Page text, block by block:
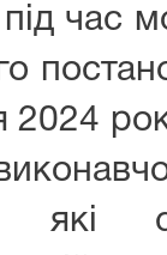
час
2024